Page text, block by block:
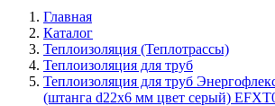
Главная
Каталог
Теплоизоляция (Теплотрассы)
Теплоизоляция для труб
Теплоизоляция для труб
(штанга d22x6 мм цвет серый)